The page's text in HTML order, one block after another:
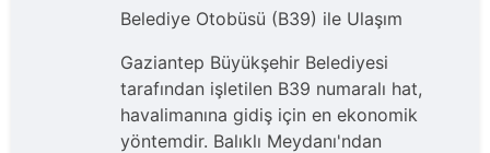
Belediye Otobüsü (B39) ile Ulaşım
Gaziantep Büyükşehir Belediyesi
tarafından işletilen B39 numaralı hat,
havalimanına gidiş için en ekonomik
yöntemdir. Balıklı Meydanı'ndan